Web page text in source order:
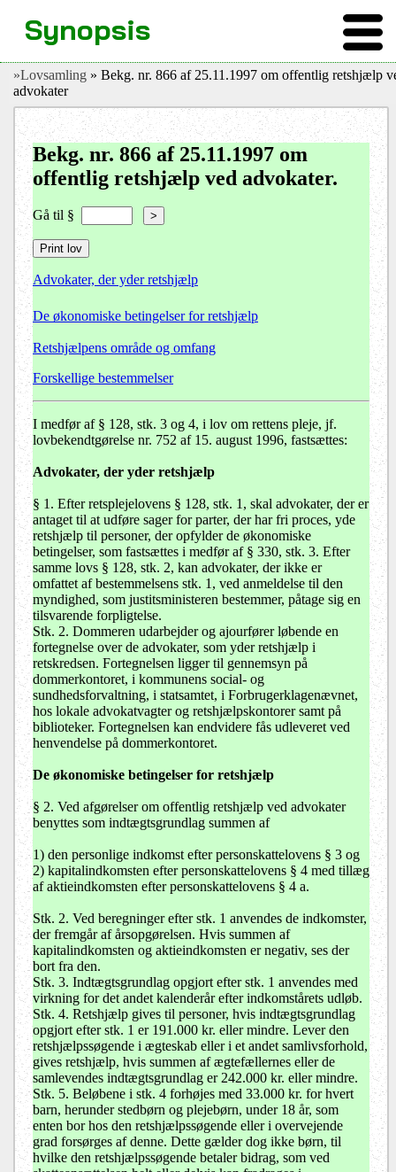
»Lovsamling » Bekg. nr. 866 af 25.11.1997 om offentlig retshjælp
advokater
Bekg. nr. 866 af 25.11.1997 om
offentlig retshjælp ved advokater.
Gå til § >
Advokater, der yder retshjælp
De økonomiske betingelser for retshjælp
Retshjælpens område og omfang
Forskellige bestemmelser
I medfør af § 128, stk. 3 og 4, i lov om rettens pleje, jf.
lovbekendtgørelse nr. 752 af 15. august 1996, fastsættes:
Advokater, der yder retshjælp
§ 1. Efter retsplejelovens § 128, stk. 1, skal advokater, der er
antaget til at udføre sager for parter, der har fri proces, yde
retshjælp til personer, der opfylder de økonomiske
betingelser, som fastsættes i medfør af § 330, stk. 3. Efter
samme lovs § 128, stk. 2, kan advokater, der ikke er
omfattet af bestemmelsens stk. 1, ved anmeldelse til den
myndighed, som justitsministeren bestemmer, påtage sig en
tilsvarende forpligtelse.
Stk. 2. Dommeren udarbejder og ajourfører løbende en
fortegnelse over de advokater, som yder retshjælp i
retskredsen. Fortegnelsen ligger til gennemsyn på
dommerkontoret, i kommunens social- og
sundhedsforvaltning, i statsamtet, i Forbrugerklagenævnet,
hos lokale advokatvagter og retshjælpskontorer samt på
biblioteker. Fortegnelsen kan endvidere fås udleveret ved
henvendelse på dommerkontoret.
De økonomiske betingelser for retshjælp
§ 2. Ved afgørelser om offentlig retshjælp ved advokater
benyttes som indtægtsgrundlag summen af
1) den personlige indkomst efter personskattelovens § 3 og
2) kapitalindkomsten efter personskattelovens § 4 med tillæg
af aktieindkomsten efter personskattelovens § 4 a.
Stk. 2. Ved beregninger efter stk. 1 anvendes de indkomster,
der fremgår af årsopgørelsen. Hvis summen af
kapitalindkomsten og aktieindkomsten er negativ, ses der
bort fra den.
Stk. 3. Indtægtsgrundlag opgjort efter stk. 1 anvendes med
virkning for det andet kalenderår efter indkomstårets udløb.
Stk. 4. Retshjælp gives til personer, hvis indtægtsgrundlag
opgjort efter stk. 1 er 191.000 kr. eller mindre. Lever den
retshjælpssøgende i ægteskab eller i et andet samlivsforhold,
gives retshjælp, hvis summen af ægtefællernes eller de
samlevendes indtægtsgrundlag er 242.000 kr. eller mindre.
Stk. 5. Beløbene i stk. 4 forhøjes med 33.000 kr. for hvert
barn, herunder stedbørn og plejebørn, under 18 år, som
enten bor hos den retshjælpssøgende eller i overvejende
grad forsørges af denne. Dette gælder dog ikke børn, til
hvilke den retshjælpssøgende betaler bidrag, som ved
Synopsis